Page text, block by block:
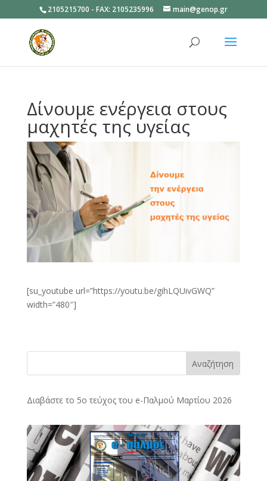
2105215700 - FAX: 2105235996 main@genop.gr
Δίνουμε ενέργεια στους
μαχητές της υγείας
[su_youtube url=”https://youtu.be/gihLQUivGWQ”
width=”480″]
Αναζήτηση
Διαβάστε το 5ο τεύχος του e-Παλμού Μαρτίου 2026